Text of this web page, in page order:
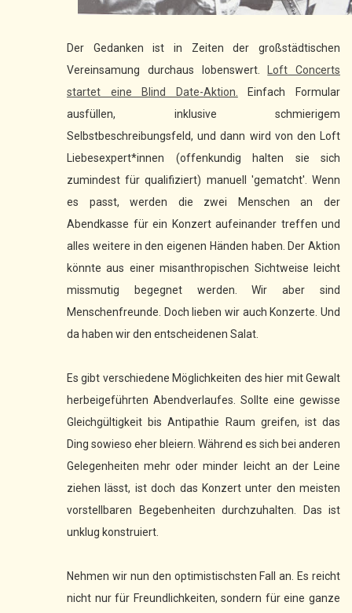
Der Gedanken ist in Zeiten der großstädtischen
Vereinsamung durchaus lobenswert.
Loft Concerts
startet eine Blind Date-Aktion.
Einfach Formular
ausfüllen, inklusive schmierigem
Selbstbeschreibungsfeld, und dann wird von den Loft
Liebesexpert*innen (offenkundig halten sie sich
zumindest für qualifiziert) manuell 'gematcht'. Wenn
es passt, werden die zwei Menschen an der
Abendkasse für ein Konzert aufeinander treffen und
alles weitere in den eigenen Händen haben. Der Aktion
könnte aus einer misanthropischen Sichtweise leicht
missmutig begegnet werden. Wir aber sind
Menschenfreunde. Doch lieben wir auch Konzerte. Und
da haben wir den entscheidenen Salat.
Es gibt verschiedene Möglichkeiten des hier mit Gewalt
herbeigeführten Abendverlaufes. Sollte eine gewisse
Gleichgültigkeit bis Antipathie Raum greifen, ist das
Ding sowieso eher bleiern. Während es sich bei anderen
Gelegenheiten mehr oder minder leicht an der Leine
ziehen lässt, ist doch das Konzert unter den meisten
vorstellbaren Begebenheiten durchzuhalten. Das ist
unklug konstruiert.
Nehmen wir nun den optimistischsten Fall an. Es reicht
nicht nur für Freundlichkeiten, sondern für eine ganze